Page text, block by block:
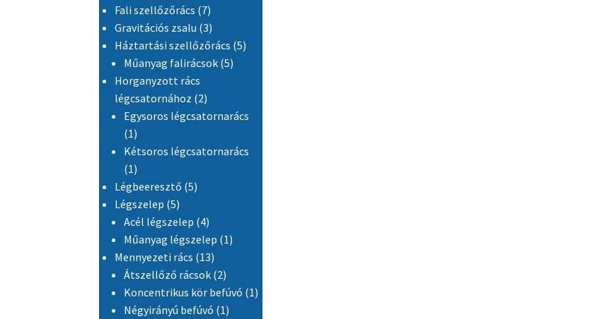
Fali szellőzőrács 77 termék
Gravitációs zsalu 33 termék
Háztartási szellőzőrács 55 termék
Műanyag falirácsok 55 termék
Horganyzott rács
légcsatornához 22 termék
Egysoros légcsatornarács
11 termék
Kétsoros légcsatornarács
11 termék
Légbeeresztő 55 termék
Légszelep 55 termék
Acél légszelep 44 termék
Műanyag légszelep 11 termék
Mennyezeti rács 1313 termék
Átszellőző rácsok 22 termék
Koncentrikus kör befúvó 11 termék
Négyirányú befúvó 11 termék